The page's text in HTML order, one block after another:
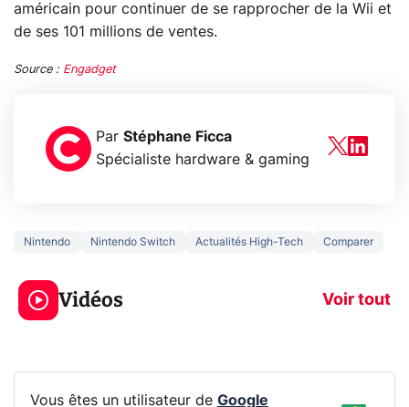
américain pour continuer de se rapprocher de la Wii et
de ses 101 millions de ventes.
Source : Engadget
Par Stéphane Ficca
Spécialiste hardware & gaming
Nintendo Nintendo Switch Actualités High-Tech Comparer
Vidéos Voir tout
319€ ? Voici L'AOC
CQ32G4ZA !
5 générations
prochaine
Vous êtes un utilisateur de Google